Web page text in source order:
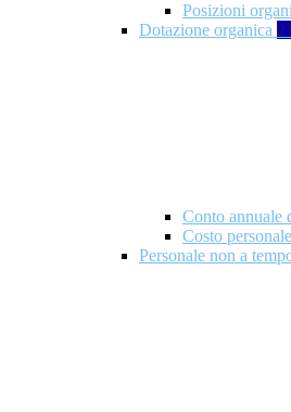
Posizioni
Dotazione organica 21
Conto annuale
Costo
Personale non a